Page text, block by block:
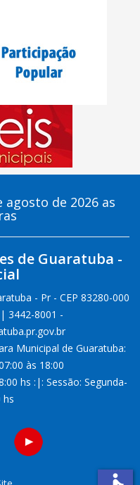
de 2026 as
de Guaratuba -
- Pr - CEP 83280-000
3442-8001 -
Municipal de Guaratuba:
às 18:00
hs :|: Sessão: Segunda-
hs